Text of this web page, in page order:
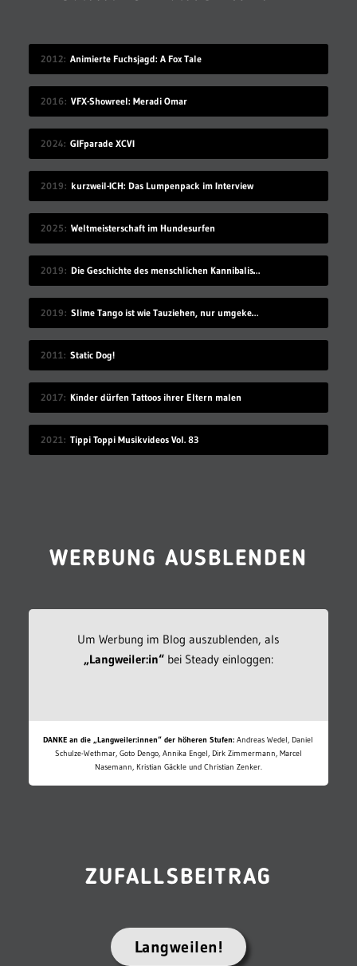
2012 Animierte Fuchsjagd: A Fox Tale
2016 VFX-Showreel: Meradi Omar
2024 GIFparade XCVI
2019 kurzweil-ICH: Das Lumpenpack im Interview
2025 Weltmeisterschaft im Hundesurfen
2019 Die Geschichte des menschlichen Kannibalismus
2019 Slime Tango ist wie Tauziehen, nur umgekehrt
2011 Static Dog!
2017 Kinder dürfen Tattoos ihrer Eltern malen
2021 Tippi Toppi Musikvideos Vol. 83
WERBUNG AUSBLENDEN
Um Werbung im Blog auszublenden, als
„Langweiler:in“bei Steady einloggen:
DANKE an die „Langweiler:innen“ der höheren Stufen: Andreas Wedel, Daniel
Schulze-Wethmar, Goto Dengo, Annika Engel, Dirk Zimmermann, Marcel
Nasemann, Kristian Gäckle und Christian Zenker.
ZUFALLSBEITRAG
Langweilen!